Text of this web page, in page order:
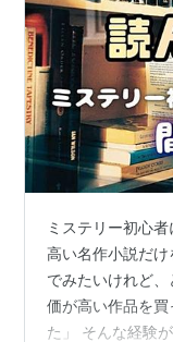
ミステリー初心
高い名作小説だ
でみたいけれど
価が高い作品を
た」 そんな経験